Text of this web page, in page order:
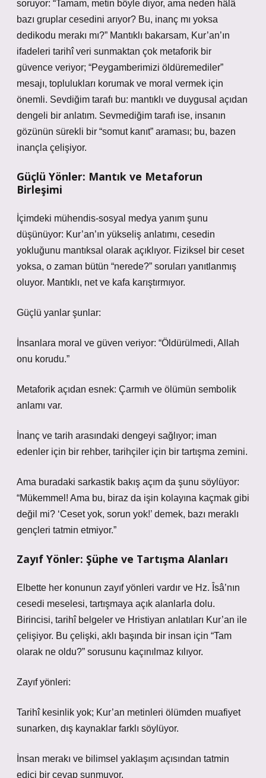
soruyor: “Tamam, metin böyle diyor, ama neden hâlâ
bazı gruplar cesedini arıyor? Bu, inanç mı yoksa
dedikodu merakı mı?” Mantıklı bakarsam, Kur’an’ın
ifadeleri tarihî veri sunmaktan çok metaforik bir
güvence veriyor; “Peygamberimizi öldüremediler”
mesajı, toplulukları korumak ve moral vermek için
önemli. Sevdiğim tarafı bu: mantıklı ve duygusal açıdan
dengeli bir anlatım. Sevmediğim tarafı ise, insanın
gözünün sürekli bir “somut kanıt” araması; bu, bazen
inançla çelişiyor.
Güçlü Yönler: Mantık ve Metaforun
Birleşimi
İçimdeki mühendis-sosyal medya yanım şunu
düşünüyor: Kur’an’ın yükseliş anlatımı, cesedin
yokluğunu mantıksal olarak açıklıyor. Fiziksel bir ceset
yoksa, o zaman bütün “nerede?” soruları yanıtlanmış
oluyor. Mantıklı, net ve kafa karıştırmıyor.
Güçlü yanlar şunlar:
İnsanlara moral ve güven veriyor: “Öldürülmedi, Allah
onu korudu.”
Metaforik açıdan esnek: Çarmıh ve ölümün sembolik
anlamı var.
İnanç ve tarih arasındaki dengeyi sağlıyor; iman
edenler için bir rehber, tarihçiler için bir tartışma zemini.
Ama buradaki sarkastik bakış açım da şunu söylüyor:
“Mükemmel! Ama bu, biraz da işin kolayına kaçmak gibi
değil mi? ‘Ceset yok, sorun yok!’ demek, bazı meraklı
gençleri tatmin etmiyor.”
Zayıf Yönler: Şüphe ve Tartışma Alanları
Elbette her konunun zayıf yönleri vardır ve Hz. Îsâ’nın
cesedi meselesi, tartışmaya açık alanlarla dolu.
Birincisi, tarihî belgeler ve Hristiyan anlatıları Kur’an ile
çelişiyor. Bu çelişki, aklı başında bir insan için “Tam
olarak ne oldu?” sorusunu kaçınılmaz kılıyor.
Zayıf yönleri:
Tarihî kesinlik yok; Kur’an metinleri ölümden muafiyet
sunarken, dış kaynaklar farklı söylüyor.
İnsan merakı ve bilimsel yaklaşım açısından tatmin
edici bir cevap sunmuyor.